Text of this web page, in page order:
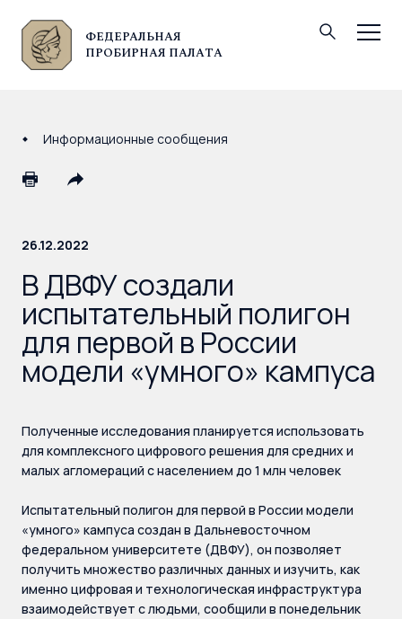
ФЕДЕРАЛЬНАЯ
ПРОБИРНАЯ ПАЛАТА
© Федеральная пробирная палата, 2026
Информационные сообщения
26.12.2022
В ДВФУ создали
испытательный полигон
для первой в России
модели «умного» кампуса
Полученные исследования планируется использовать
для комплексного цифрового решения для средних и
малых агломераций с населением до 1 млн человек
Испытательный полигон для первой в России модели
«умного» кампуса создан в Дальневосточном
федеральном университете (ДВФУ), он позволяет
получить множество различных данных и изучить, как
именно цифровая и технологическая инфраструктура
взаимодействует с людьми, сообщили в понедельник